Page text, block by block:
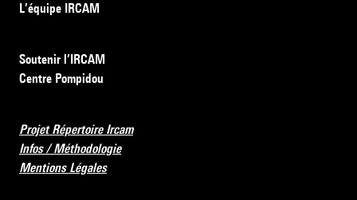
L’équipe IRCAM
Soutenir l’IRCAM
Centre Pompidou
Projet Répertoire Ircam
Infos / Méthodologie
Mentions Légales